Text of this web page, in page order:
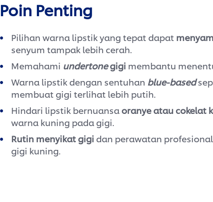
Poin Penting
Pilihan warna lipstik yang tepat dapat
senyum tampak lebih cerah.
Memahami undertonegigi membantu
Warna lipstik dengan sentuhan blue-based
membuat gigi terlihat lebih putih.
Hindari lipstik bernuansaoranye atau cokelat
warna kuning pada gigi.
Rutin menyikat gigi dan perawatan
gigi kuning.